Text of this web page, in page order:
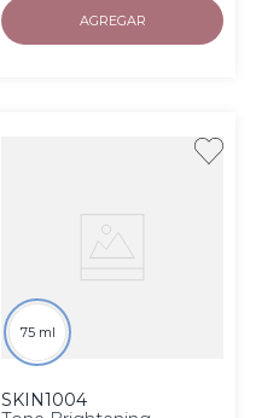
AGREGAR
75 ml
SKIN1004